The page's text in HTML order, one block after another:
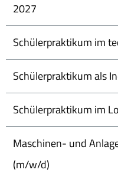
2027
Schülerpraktikum im
Schülerpraktikum als
Schülerpraktikum im
Maschinen- und
(m/w/d)